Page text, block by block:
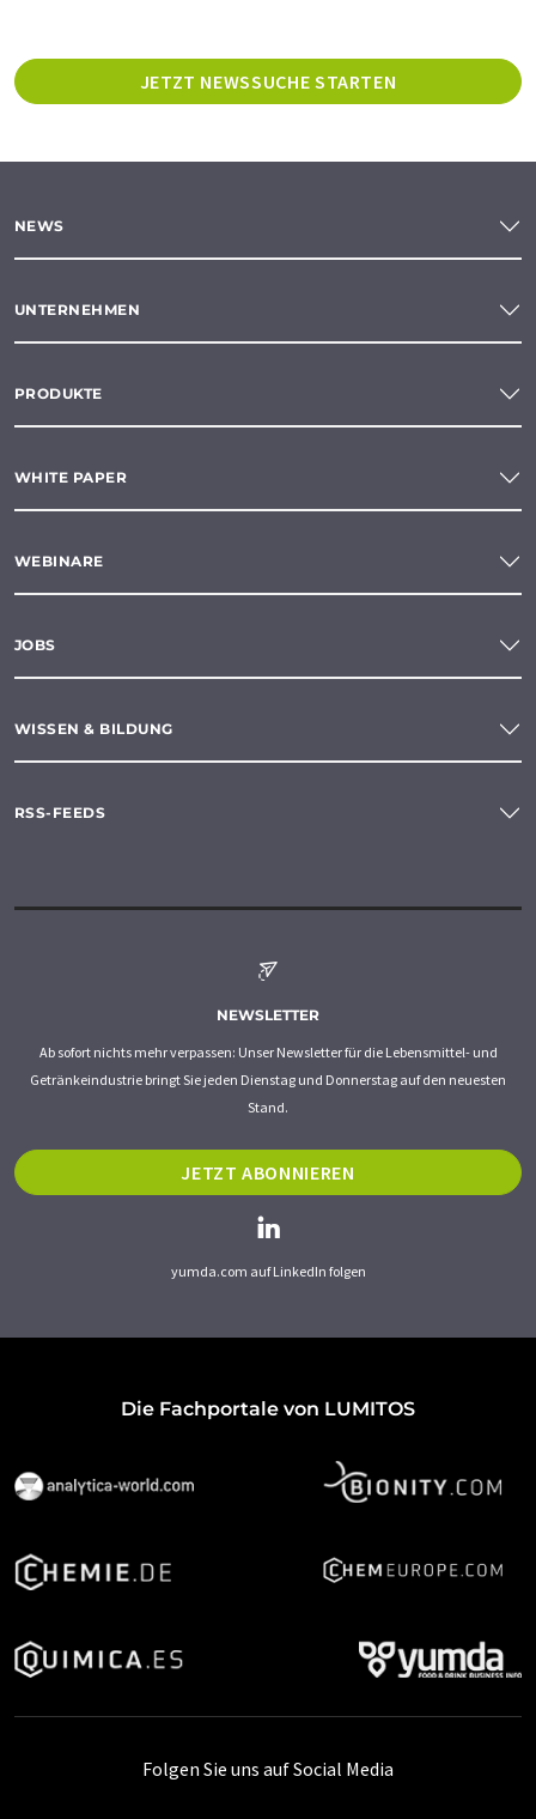
JETZT NEWSSUCHE STARTEN
NEWS
UNTERNEHMEN
PRODUKTE
WHITE PAPER
WEBINARE
JOBS
WISSEN & BILDUNG
RSS-FEEDS
NEWSLETTER
Ab sofort nichts mehr verpassen: Unser Newsletter für die Lebensmittel- und
Getränkeindustrie bringt Sie jeden Dienstag und Donnerstag auf den neuesten
Stand.
JETZT ABONNIEREN
yumda.com auf LinkedIn folgen
Die Fachportale von LUMITOS
Folgen Sie uns auf Social Media